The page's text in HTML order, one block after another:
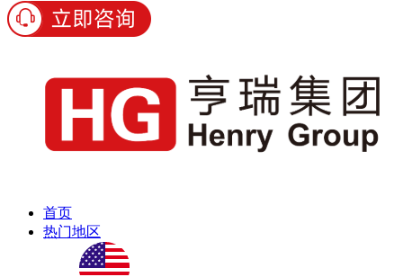
首页
热门地区